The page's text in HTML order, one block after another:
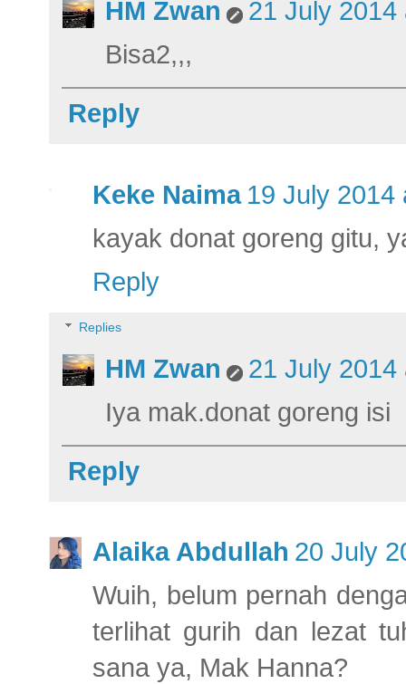
HM Zwan
21 July 2014
Bisa2,,,
Reply
Keke Naima 19 July 2014
kayak donat goreng gitu,
Reply
Replies
HM Zwan
21 July 2014
Iya mak.donat goreng isi
Reply
Alaika Abdullah 20 July
Wuih, belum pernah
terlihat gurih dan lezat
sana ya, Mak Hanna?